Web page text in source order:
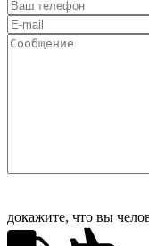
докажите, что вы